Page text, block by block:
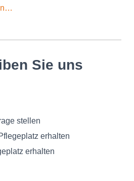
Sie uns
stellen
erhalten
erhalten